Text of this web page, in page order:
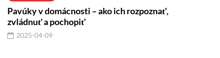
Pavúky v domácnosti – ako ich rozpoznať,
zvládnuť a pochopiť
2025-04-09